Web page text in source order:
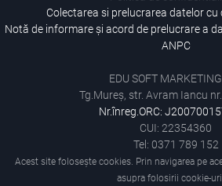
Colectarea si prelucrarea datelor cu
Notă de informare și acord de prelucrare a
ANPC
EDU SOFT
Tg.Mureș, str. Avram Iancu
Nr.înreg.ORC:
CUI: 22354360
Tel: 0371 789 152
Acest site folosește cookies. Prin navigarea pe
asupra folosirii cookie-